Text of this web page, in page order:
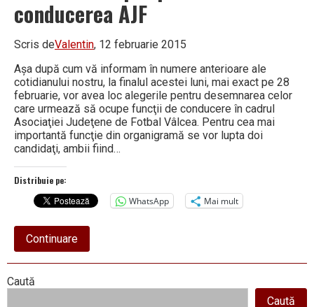
conducerea AJF
Scris deValentin, 12 februarie 2015
Aşa după cum vă informam în numere anterioare ale
cotidianului nostru, la finalul acestei luni, mai exact pe 28
februarie, vor avea loc alegerile pentru desemnarea celor
care urmează să ocupe funcţii de conducere în cadrul
Asociaţiei Judeţene de Fotbal Vâlcea. Pentru cea mai
importantă funcţie din organigramă se vor lupta doi
candidaţi, ambii fiind…
Distribuie pe:
WhatsApp
Mai mult
Continuareabout
Fotbalul
mic
Right
Caută
Caută